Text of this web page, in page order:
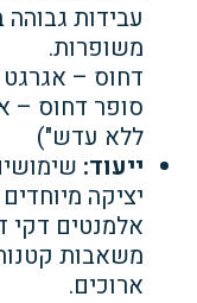
עבידות גבוהה
משופרות.
דחוס – אגרגט מירבי 14
ללא עדש")
ייעוד:
יציקה
אלמנטים דקי
משאבות קטנות
ארוכים.